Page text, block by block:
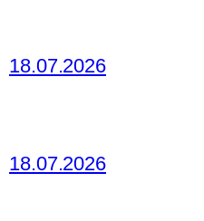
18.07.2026
18.07.2026